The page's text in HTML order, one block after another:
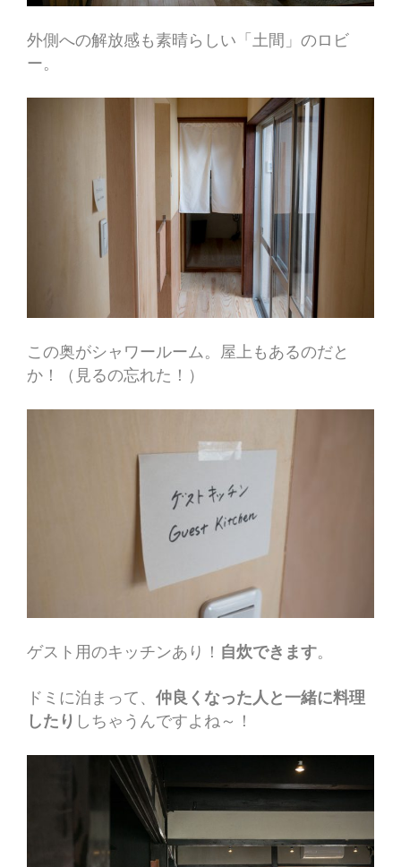
外側への解放感も素晴らしい「土間」のロビ
ー。
この奥がシャワールーム。屋上もあるのだと
か！（見るの忘れた！）
ゲスト用のキッチンあり！ 自炊できます。
ドミに泊まって、 仲良くなった人と一緒に料理
したり しちゃうんですよね～！